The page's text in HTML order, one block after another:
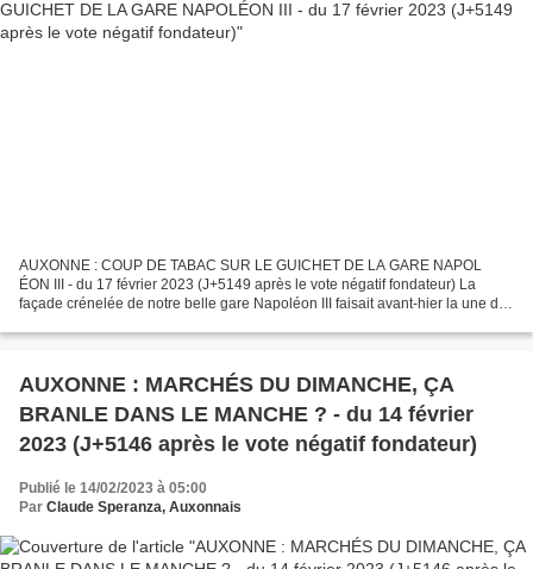
AUXONNE : COUP DE TABAC SUR LE GUICHET DE LA GARE NAPOL
ÉON III - du 17 février 2023 (J+5149 après le vote négatif fondateur) La
façade crénelée de notre belle gare Napoléon III faisait avant-hier la une du
AUXONNE : MARCHÉS DU DIMANCHE, ÇA
BRANLE DANS LE MANCHE ? - du 14 février
2023 (J+5146 après le vote négatif fondateur)
Publié le 14/02/2023 à 05:00
Par Claude Speranza, Auxonnais